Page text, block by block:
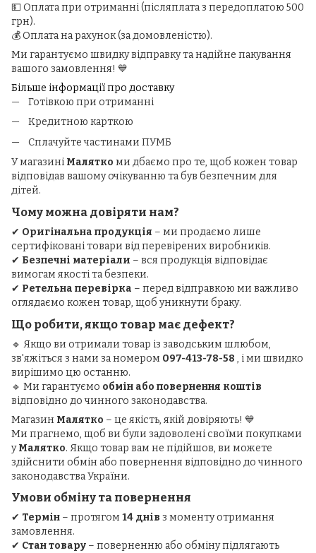
💵 Оплата при отриманні (післяплата з передоплатою 500
грн).
💰 Оплата на рахунок (за домовленістю).
Ми гарантуємо швидку відправку та надійне пакування
вашого замовлення! 💙
Більше інформації про доставку
Готівкою при отриманні
Кредитною карткою
Сплачуйте частинами ПУМБ
У магазині Малятко ми дбаємо про те, щоб кожен товар
відповідав вашому очікуванню та був безпечним для
дітей.
Чому можна довіряти нам?
✔ Оригінальна продукція – ми продаємо лише
сертифіковані товари від перевірених виробників.
✔ Безпечні матеріали – вся продукція відповідає
вимогам якості та безпеки.
✔ Ретельна перевірка – перед відправкою ми важливо
оглядаємо кожен товар, щоб уникнути браку.
Що робити, якщо товар має дефект?
🔹 Якщо ви отримали товар із заводським шлюбом,
зв'яжіться з нами за номером 097-413-78-58 , і ми швидко
вирішимо цю останню.
🔹 Ми гарантуємо обмін або повернення коштів
відповідно до чинного законодавства.
Магазин Малятко – це якість, якій довіряють! 💙
Ми прагнемо, щоб ви були задоволені своїми покупками
уМалятко. Якщо товар вам не підійшов, ви можете
здійснити обмін або повернення відповідно до чинного
законодавства України.
Умови обміну та повернення
✔ Термін – протягом 14 днів з моменту отримання
замовлення.
✔ Стан товару – поверненню або обміну підлягають